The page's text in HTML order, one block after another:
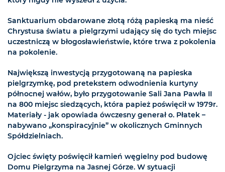
Sanktuarium obdarowane złotą różą papieską ma nieść
Chrystusa światu a pielgrzymi udający się do tych miejsc
uczestniczą w błogosławieństwie, które trwa z pokolenia
na pokolenie.
Największą inwestycją przygotowaną na papieska
pielgrzymkę, pod pretekstem odwodnienia kurtyny
północnej wałów, było przygotowanie Sali Jana Pawła II
na 800 miejsc siedzących, która papież poświęcił w 1979r.
Materiały - jak opowiada ówczesny generał o. Płatek –
nabywano „konspiracyjnie” w okolicznych Gminnych
Spółdzielniach.
Ojciec święty poświęcił kamień węgielny pod budowę
Domu Pielgrzyma na Jasnej Górze. W sytuacji